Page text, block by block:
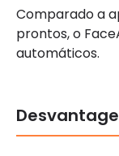
Comparado a
prontos, o
automáticos.